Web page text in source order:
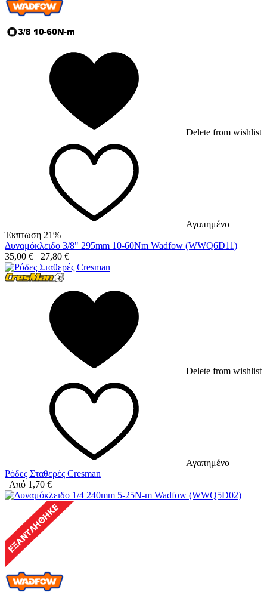
Delete from wishlist
Αγαπημένο
Έκπτωση 21%
Δυναμόκλειδο 3/8" 295mm 10-60Nm Wadfow (WWQ6D11)
35,00 € 27,80 €
Delete from wishlist
Αγαπημένο
Ρόδες Σταθερές Cresman
Από 1,70 €